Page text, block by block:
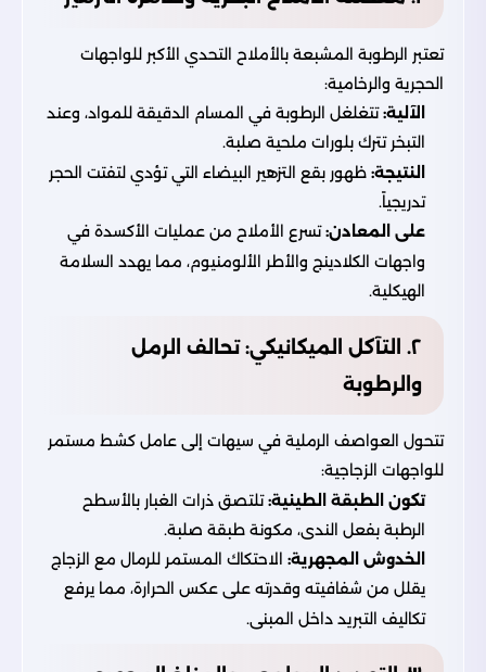
تعتبر الرطوبة المشبعة بالأملاح التحدي الأكبر للواجهات
الحجرية والرخامية:
الآلية:تتغلغل الرطوبة في المسام الدقيقة للمواد، وعند
التبخر تترك بلورات ملحية صلبة.
النتيجة: ظهور بقع التزهير البيضاء التي تؤدي لتفتت الحجر
تدريجياً.
على المعادن:تسرع الأملاح من عمليات الأكسدة في
واجهات الكلادينج والأطر الألومنيوم، مما يهدد السلامة
الهيكلية.
٢. التآكل الميكانيكي: تحالف الرمل
والرطوبة
تتحول العواصف الرملية في سيهات إلى عامل كشط مستمر
للواجهات الزجاجية:
تكون الطبقة الطينية:تلتصق ذرات الغبار بالأسطح
الرطبة بفعل الندى، مكونة طبقة صلبة.
الخدوش المجهرية: الاحتكاك المستمر للرمال مع الزجاج
يقلل من شفافيته وقدرته على عكس الحرارة، مما يرفع
تكاليف التبريد داخل المبنى.